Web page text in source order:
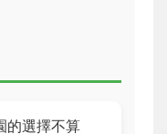
的選擇不算